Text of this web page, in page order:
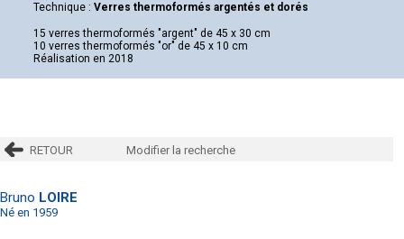
Technique : Verres thermoformés argentés et dorés
15 verres thermoformés "argent" de 45 x 30 cm
10 verres thermoformés "or" de 45 x 10 cm
Réalisation en 2018
RETOUR Modifier la recherche
Bruno LOIRE
Né en 1959